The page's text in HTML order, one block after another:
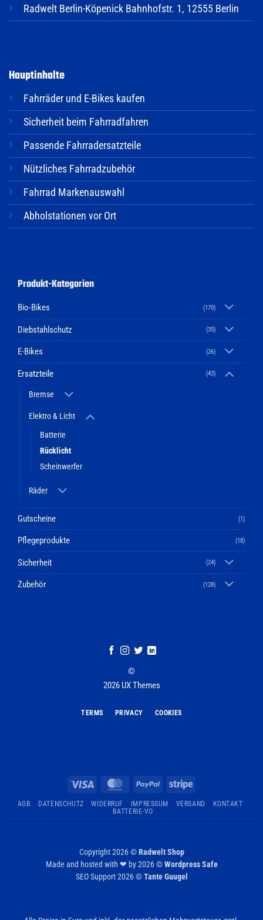
Radwelt Berlin-Köpenick Bahnhofstr. 1, 12555 Berlin
Hauptinhalte
Fahrräder und E-Bikes kaufen
Sicherheit beim Fahrradfahren
Passende Fahrradersatzteile
Nützliches Fahrradzubehör
Fahrrad Markenauswahl
Abholstationen vor Ort
Produkt-Kategorien
Bio-Bikes (170)
Diebstahlschutz (35)
E-Bikes (26)
Ersatzteile (43)
Bremse
Elektro & Licht
Batterie
Rücklicht
Scheinwerfer
Räder
Gutscheine (1)
Pflegeprodukte (18)
Sicherheit (24)
Zubehör (128)
©
2026 UX Themes
TERMS PRIVACY COOKIES
MasterCardPayPal Stripe
AGB DATENSCHUTZ WIDERRUF IMPRESSUM VERSAND
KONTAKT
BATTERIE-VO
Copyright 2026 ©Radwelt Shop
Made and hosted with ❤ by 2026 ©Wordpress Safe
SEO Support 2026 ©Tante Guugel